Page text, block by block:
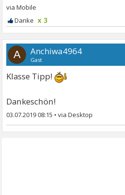
x 3
A Anchiwa4964
Gast
Klasse Tipp!
Dankeschön!
03.07.2019 08:15 •